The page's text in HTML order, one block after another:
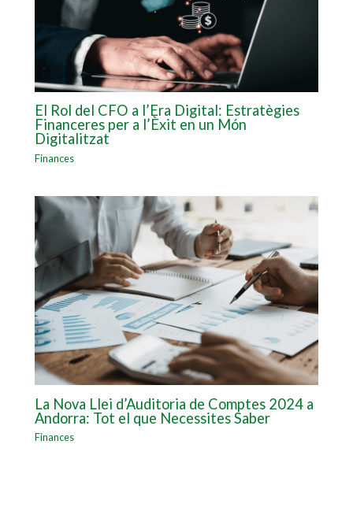
El Rol del CFO a l’Era Digital: Estratègies
Financeres per a l’Èxit en un Món
Digitalitzat
Finances
La Nova Llei d’Auditoria de Comptes 2024 a
Andorra: Tot el que Necessites Saber
Finances